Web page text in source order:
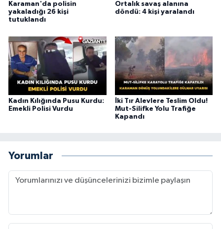
Karaman'da polisin
yakaladığı 26 kişi
tutuklandı
Ortalık savaş alanına
döndü: 4 kişi yaralandı
Kadın Kılığında Pusu Kurdu:
Emekli Polisi Vurdu
İki Tır Alevlere Teslim Oldu!
Mut-Silifke Yolu Trafiğe
Kapandı
Yorumlar